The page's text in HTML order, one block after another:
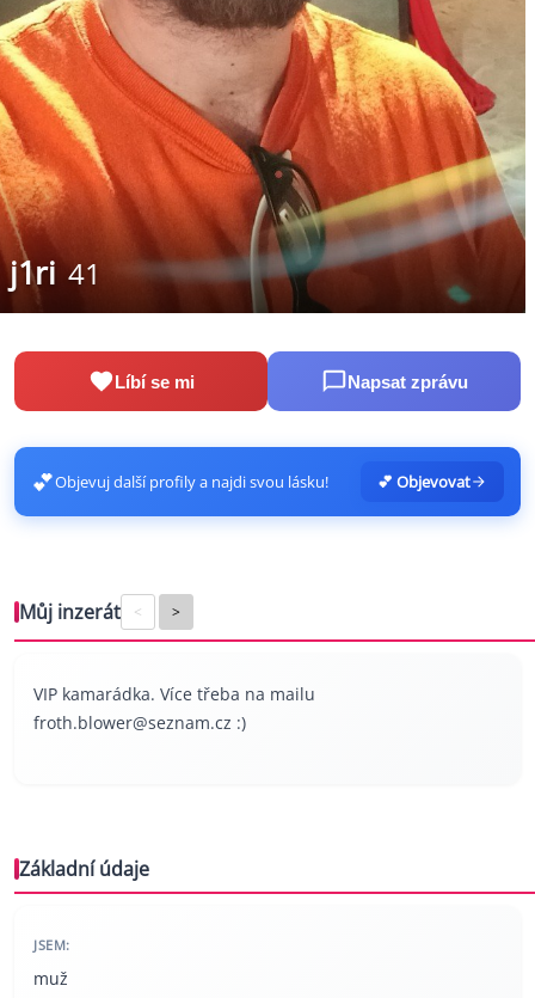
j1ri 41
Líbí se mi Napsat zprávu
💕Objevuj další profily a najdi svou lásku! 💕 Objevovat
Můj inzerát < >
VIP kamarádka. Více třeba na mailu
froth.blower@seznam.cz :)
Základní údaje
JSEM:
muž